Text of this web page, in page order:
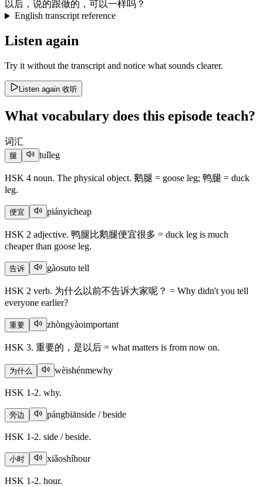
以后 ， 说的跟做的 ， 可以一样吗 ？
English transcript reference
Listen again
Try it without the transcript and notice what sounds clearer.
Listen again 收听
What vocabulary does this episode teach?
词汇
腿 tuǐleg
HSK 4 noun. The physical object. 鹅腿 = goose leg; 鸭腿 = duck
leg.
便宜 piányicheap
HSK 2 adjective. 鸭腿比鹅腿便宜很多 = duck leg is much
cheaper than goose leg.
告诉 gàosuto tell
HSK 2 verb. 为什么以前不告诉大家呢？ = Why didn't you tell
everyone earlier?
重要 zhòngyàoimportant
HSK 3. 重要的，是以后 = what matters is from now on.
为什么 wèishénmewhy
HSK 1-2. why.
旁边 pángbiānside / beside
HSK 1-2. side / beside.
小时 xiǎoshíhour
HSK 1-2. hour.